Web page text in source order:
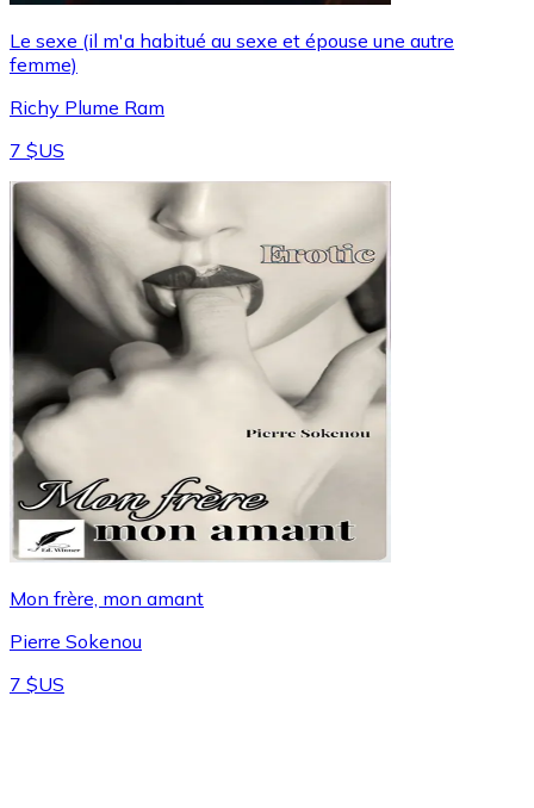
Le sexe (il m'a habitué au sexe et épouse une autre
femme)
Richy Plume Ram
7 $US
Mon frère, mon amant
Pierre Sokenou
7 $US